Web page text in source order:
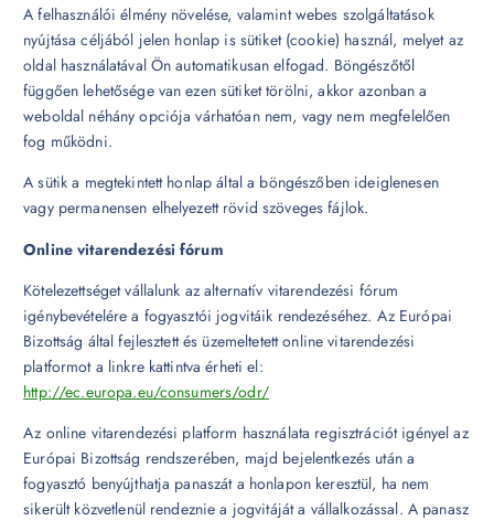
A felhasználói élmény növelése, valamint webes szolgáltatások
nyújtása céljából jelen honlap is sütiket (cookie) használ, melyet az
oldal használatával Ön automatikusan elfogad. Böngészőtől
függően lehetősége van ezen sütiket törölni, akkor azonban a
weboldal néhány opciója várhatóan nem, vagy nem megfelelően
fog működni.
A sütik a megtekintett honlap által a böngészőben ideiglenesen
vagy permanensen elhelyezett rövid szöveges fájlok.
Online vitarendezési fórum
Kötelezettséget vállalunk az alternatív vitarendezési fórum
igénybevételére a fogyasztói jogvitáik rendezéséhez. Az Európai
Bizottság által fejlesztett és üzemeltetett online vitarendezési
platformot a linkre kattintva érheti el:
http://ec.europa.eu/consumers/odr/
Az online vitarendezési platform használata regisztrációt igényel az
Európai Bizottság rendszerében, majd bejelentkezés után a
fogyasztó benyújthatja panaszát a honlapon keresztül, ha nem
sikerült közvetlenül rendeznie a jogvitáját a vállalkozással. A panasz